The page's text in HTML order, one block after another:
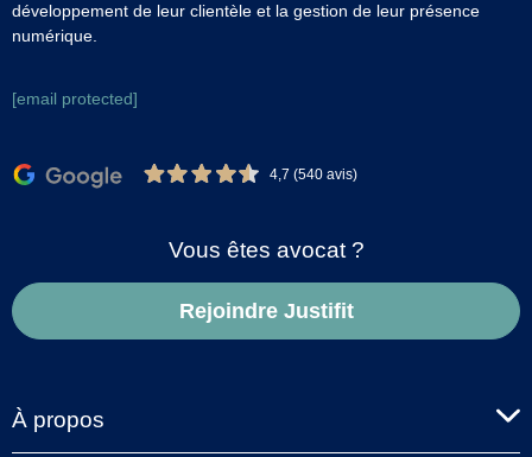
développement de leur clientèle et la gestion de leur présence
numérique.
[email protected]
4,7 (540 avis)
Vous êtes avocat ?
Rejoindre Justifit
À propos